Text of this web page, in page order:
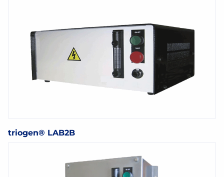
triogen® LAB2B